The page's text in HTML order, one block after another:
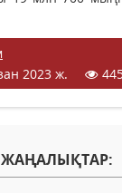
2023 ж.
ЖАҢАЛЫҚТАР: